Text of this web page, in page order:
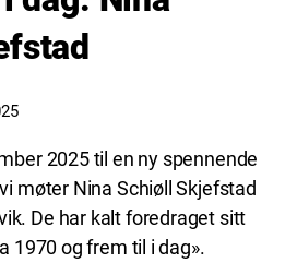
2025 til en ny spennende
møter Nina Schiøll Skjefstad
De har kalt foredraget sitt
1970 og frem til i dag».